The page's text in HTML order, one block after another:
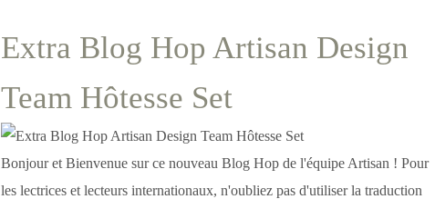
Extra Blog Hop Artisan Design
Team Hôtesse Set
Bonjour et Bienvenue sur ce nouveau Blog Hop de l'équipe Artisan ! Pour
les lectrices et lecteurs internationaux, n'oubliez pas d'utiliser la traduction